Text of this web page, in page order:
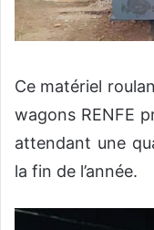
Ce matériel
wagons RENFE
attendant une
la fin de l’année.